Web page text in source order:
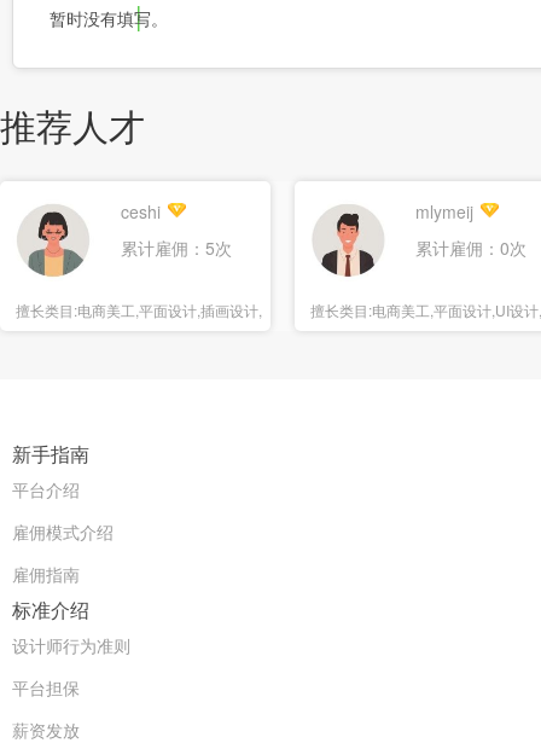
暂时没有填写。
推荐人才
ceshi
累计雇佣：5次
擅长类目:电商美工,平面设计,插画设计,
海报设计
mlymeij
累计雇佣：0次
擅长类目:电商美工,平面设计,UI设
报设计
新手指南
平台介绍
雇佣模式介绍
雇佣指南
标准介绍
设计师行为准则
平台担保
薪资发放